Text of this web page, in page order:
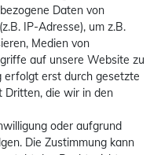
Daten von
IP-Adresse), um z.B.
Medien von
auf unsere Website zu
erfolgt erst durch gesetzte
Dritten, die wir in den
oder aufgrund
Die Zustimmung kann